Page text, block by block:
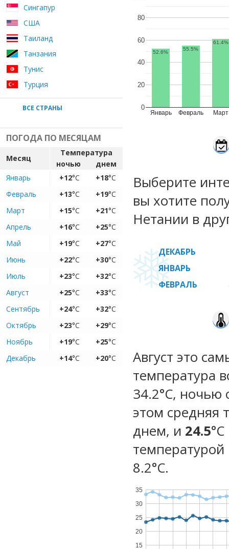
Сингапур
США
Таиланд
Танзания
Тунис
Турция
ВСЕ СТРАНЫ
ПОГОДА ПО МЕСЯЦАМ
Месяц
Температура
ночью
днем
Январь
+12°C +18°C
Февраль
+13°C +19°C
Март
+15°C +21°C
Апрель
+16°C +25°C
Май
+19°C +27°C
Июнь
+22°C +30°C
Июль
+23°C +32°C
Август
+25°C +33°C
Сентябрь
+24°C +32°C
Октябрь
+23°C +29°C
Ноябрь
+19°C +25°C
Декабрь
+14°C +20°C
Январь Февраль Март
0
20
40
60
80
52.6%
55.5%
61.4%
Выберите
вы хотите
Нетании в
ДЕКАБРЬ
ЯНВАРЬ
ФЕВРАЛЬ
Август это
температура
34.2°C, ночью
этом средняя
днем, и 24.5
температурой
8.2°С.
15
20
25
30
35